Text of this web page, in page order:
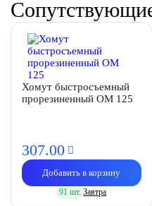
Хомут быстросъемный
прорезиненный OM 125
307.00
Добавить в корзину
91 шт. Завтра